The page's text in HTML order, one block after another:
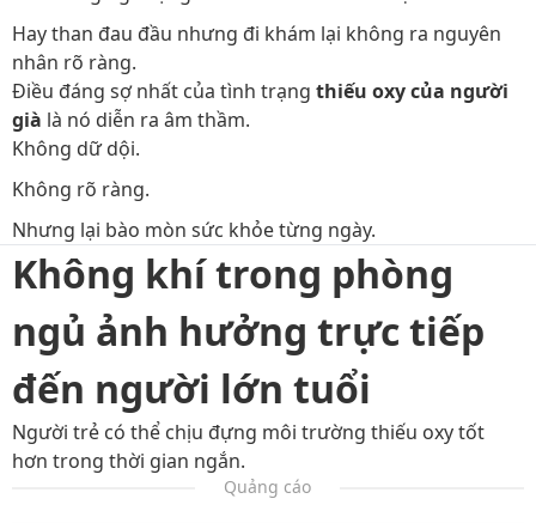
Hay than đau đầu nhưng đi khám lại không ra nguyên
nhân rõ ràng.
Điều đáng sợ nhất của tình trạng thiếu oxy của người
già là nó diễn ra âm thầm.
Không dữ dội.
Không rõ ràng.
Nhưng lại bào mòn sức khỏe từng ngày.
Không khí trong phòng
ngủ ảnh hưởng trực tiếp
đến người lớn tuổi
Người trẻ có thể chịu đựng môi trường thiếu oxy tốt
hơn trong thời gian ngắn.
Quảng cáo